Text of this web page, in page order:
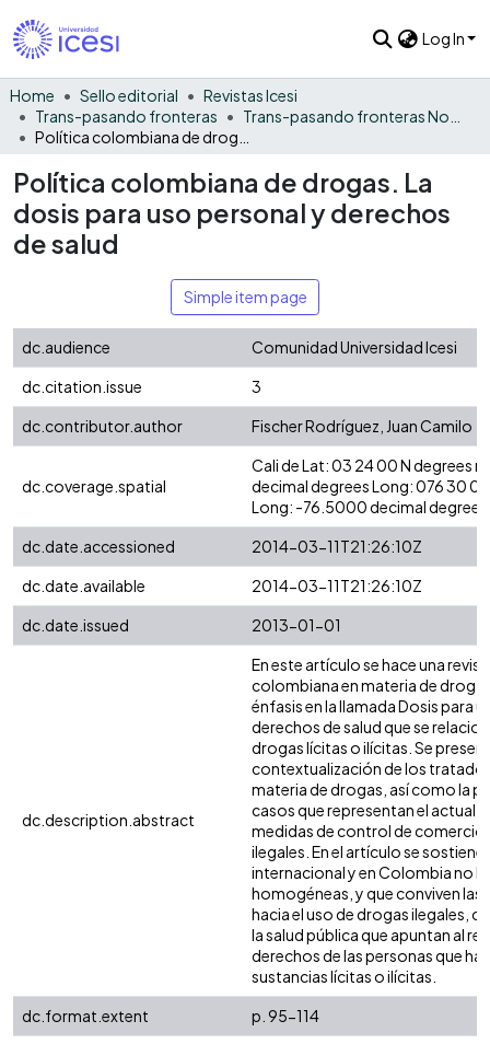
Log In
Home Sello editorial
Revistas Icesi
Trans-pasando fronteras
Política colombiana de drogas. La
dosis para uso personal y derechos
de salud
Simple item page
dc.audience
Comunidad Universidad Icesi
dc.citation.issue
3
dc.contributor.author
Fischer Rodríguez, Juan Camilo
dc.coverage.spatial
Cali de Lat: 03 24 00 N degrees
decimal degrees Long: 076 30
Long: -76.5000 decimal
dc.date.accessioned
2014-03-11T21:26:10Z
dc.date.available
2014-03-11T21:26:10Z
dc.date.issued
2013-01-01
dc.description.abstract
En este artículo se hace una
colombiana en materia de
énfasis en la llamada Dosis para
derechos de salud que se
drogas lícitas o ilícitas. Se
contextualización de los
materia de drogas, así como la
casos que representan el actual
medidas de control de comercio
ilegales. En el artículo se sostiene
internacional y en Colombia no
homogéneas, y que conviven las
hacia el uso de drogas ilegales,
la salud pública que apuntan al
derechos de las personas que
sustancias lícitas o ilícitas.
dc.format.extent
p. 95-114